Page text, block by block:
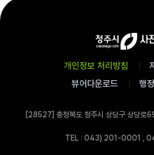
개인정보 처리방침
뷰어다운로드
행
[28527] 충청북도 청주시 상당구 상당로
TEL : 043) 201-0001 ,